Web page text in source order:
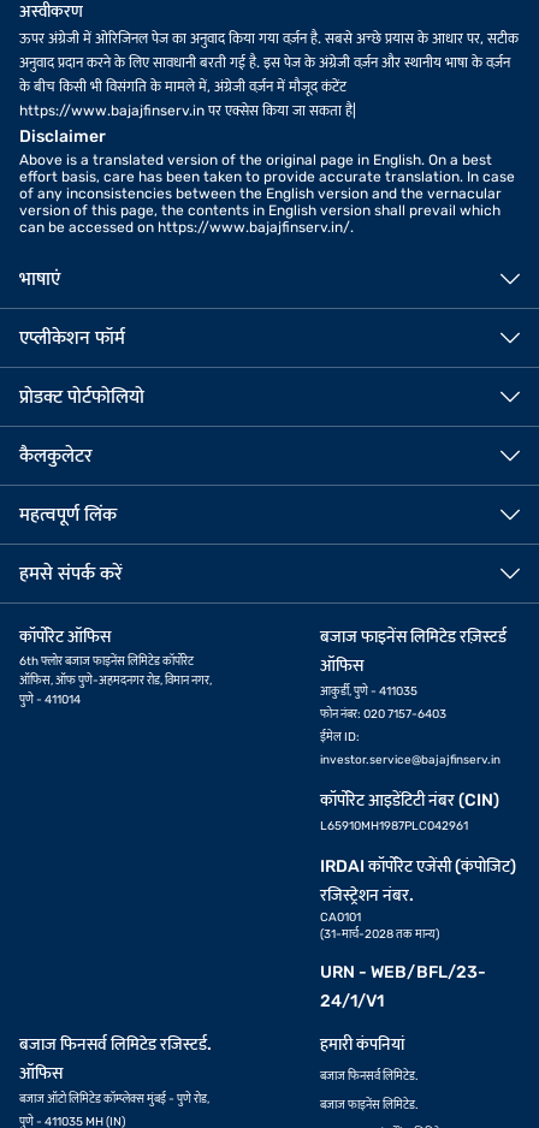
अस्वीकरण
ऊपर अंग्रेजी में ओरिजिनल पेज का अनुवाद किया गया वर्ज़न है. सबसे अच्छे प्रयास के आधार पर, सटीक
अनुवाद प्रदान करने के लिए सावधानी बरती गई है. इस पेज के अंग्रेजी वर्ज़न और स्थानीय भाषा के वर्ज़न
के बीच किसी भी विसंगति के मामले में, अंग्रेजी वर्ज़न में मौजूद कंटेंट
https://www.bajajfinserv.in पर एक्सेस किया जा सकता है|
Disclaimer
Above is a translated version of the original page in English. On a best
effort basis, care has been taken to provide accurate translation. In case
of any inconsistencies between the English version and the vernacular
version of this page, the contents in English version shall prevail which
can be accessed on https://www.bajajfinserv.in/.
भाषाएं
एप्लीकेशन फॉर्म
प्रोडक्ट पोर्टफोलियो
कैलकुलेटर
महत्वपूर्ण लिंक
हमसे संपर्क करें
कॉर्पोरेट ऑफिस
6th फ्लोर बजाज फाइनेंस लिमिटेड कॉर्पोरेट
ऑफिस, ऑफ पुणे-अहमदनगर रोड, विमान नगर,
पुणे - 411014
बजाज फाइनेंस लिमिटेड रज़िस्टर्ड
ऑफिस
आकुर्डी, पुणे - 411035
फोन नंबर: 020 7157-6403
ईमेल ID:
investor.service@bajajfinserv.in
कॉर्पोरेट आइडेंटिटी नंबर (CIN)
L65910MH1987PLC042961
IRDAI कॉर्पोरेट एजेंसी (कंपोजिट)
रजिस्ट्रेशन नंबर.
CA0101
(31-मार्च-2028 तक मान्य)
URN - WEB/BFL/23-
24/1/V1
बजाज फिनसर्व लिमिटेड रजिस्टर्ड.
ऑफिस
बजाज ऑटो लिमिटेड कॉम्प्लेक्स मुंबई - पुणे रोड,
पुणे - 411035 MH (IN)
हमारी कंपनियां
बजाज फिनसर्व लिमिटेड.
बजाज फाइनेंस लिमिटेड.